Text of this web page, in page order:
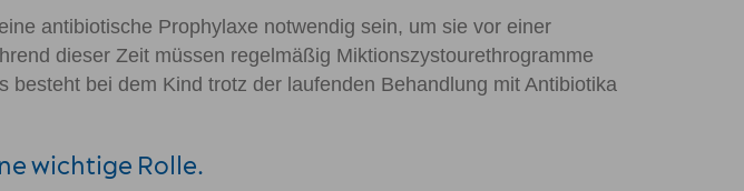
antibiotische Prophylaxe notwendig sein, um sie vor einer
dieser Zeit müssen regelmäßig Miktionszystourethrogramme
bei dem Kind trotz der laufenden Behandlung mit Antibiotika
wichtige Rolle.